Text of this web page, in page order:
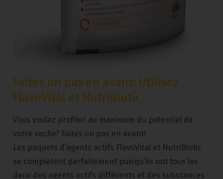
Faites un pas en avant: Utilisez
FlavoVital et NutriBiotic
Vous voulez profiter au maximum du potentiel de
votre vache? Faites un pas en avant!
Les paquets d’agents actifs FlavoVital et NutriBiotic
se complètent parfaitement puisqu’ils ont tous les
deux des agents actifs différents et des substances